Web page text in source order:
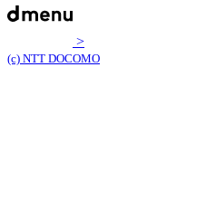
>
(c) NTT DOCOMO